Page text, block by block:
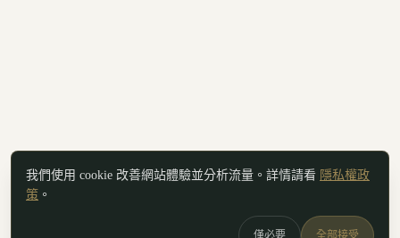
我們使用 cookie 改善網站體驗並分析流量。詳情請看 隱私權政
策 。
僅必要 全部接受